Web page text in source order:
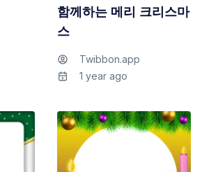
함께하는 메리 크리스마
스
Twibbon.app
1 year ago